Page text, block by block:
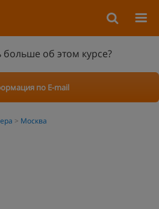
больше об этом курсе?
по E-mail
Москва